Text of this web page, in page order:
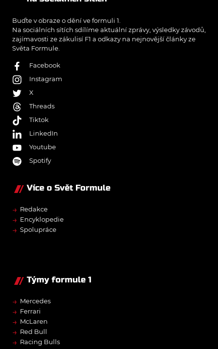
Buďte v obraze o dění ve formuli 1.
Na sociálních sítích sdílíme aktuální zprávy, výsledky závodů,
zajímavosti ze zákulisí F1 a odkazy na nejnovější články ze
Světa Formule.
Facebook
Instagram
X
Threads
Tiktok
LinkedIn
Youtube
Spotify
Více o Svět Formule
→ Redakce
→ Encyklopedie
→ Spolupráce
Týmy formule 1
→ Mercedes
→ Ferrari
→ McLaren
→ Red Bull
→ Racing Bulls